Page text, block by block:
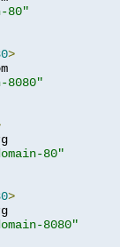
80"
>
8080"
80"
>
8080"